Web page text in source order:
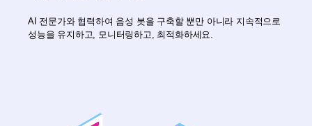
AI 전문가와 협력하여 음성 봇을 구축할 뿐만 아니라 지속적으로
성능을 유지하고, 모니터링하고, 최적화하세요.